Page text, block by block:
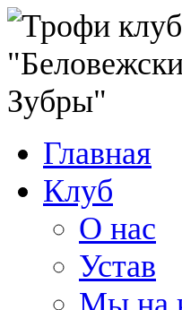
Главная
Клуб
О нас
Устав